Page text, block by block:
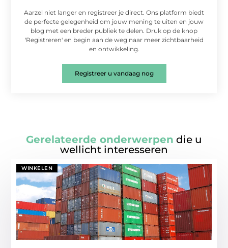
Aarzel niet langer en registreer je direct. Ons platform biedt
de perfecte gelegenheid om jouw mening te uiten en jouw
blog met een breder publiek te delen. Druk op de knop
'Registreren' en begin aan de weg naar meer zichtbaarheid
en ontwikkeling.
Registreer u vandaag nog
Gerelateerde onderwerpen die u
wellicht interesseren
WINKELEN